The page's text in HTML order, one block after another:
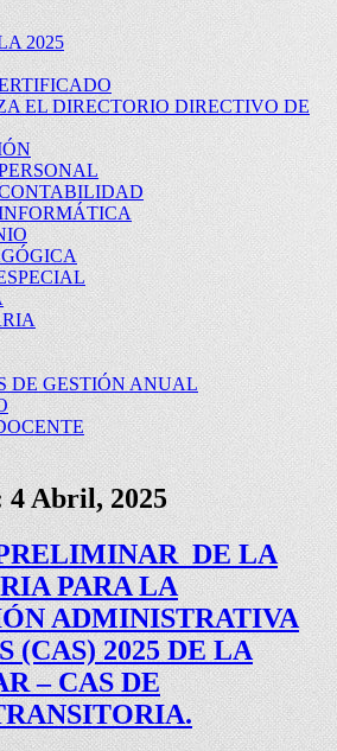
2025
EL DIRECTORIO DIRECTIVO DE
DE GESTIÓN ANUAL
4 Abril, 2025
DE LA
PARA LA
ADMINISTRATIVA
(CAS) 2025 DE LA
– CAS DE